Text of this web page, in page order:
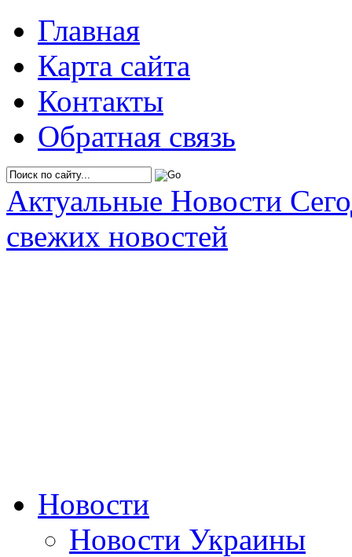
Главная
Карта сайта
Контакты
Обратная связь
Актуальные Новости
свежих новостей
Новости
Новости Украины